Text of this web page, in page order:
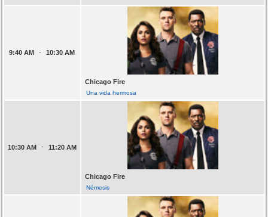
9:40 AM - 10:30 AM
Chicago Fire
Una vida hermosa
10:30 AM - 11:20 AM
Chicago Fire
Némesis